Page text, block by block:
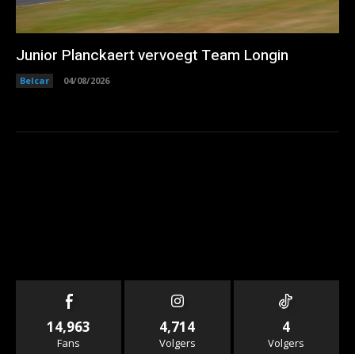
Junior Planckaert vervoegt Team Longin
Belcar 04/08/2026
14,963
Fans
4,714
Volgers
4
Volgers